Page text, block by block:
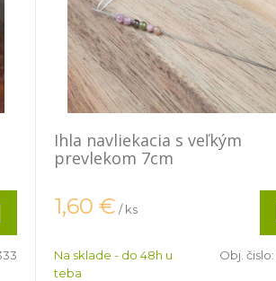
Ihla navliekacia s veľkým
prevlekom 7cm
1,60 € / ks
Na sklade - do 48h u
teba
Obj. čislo: